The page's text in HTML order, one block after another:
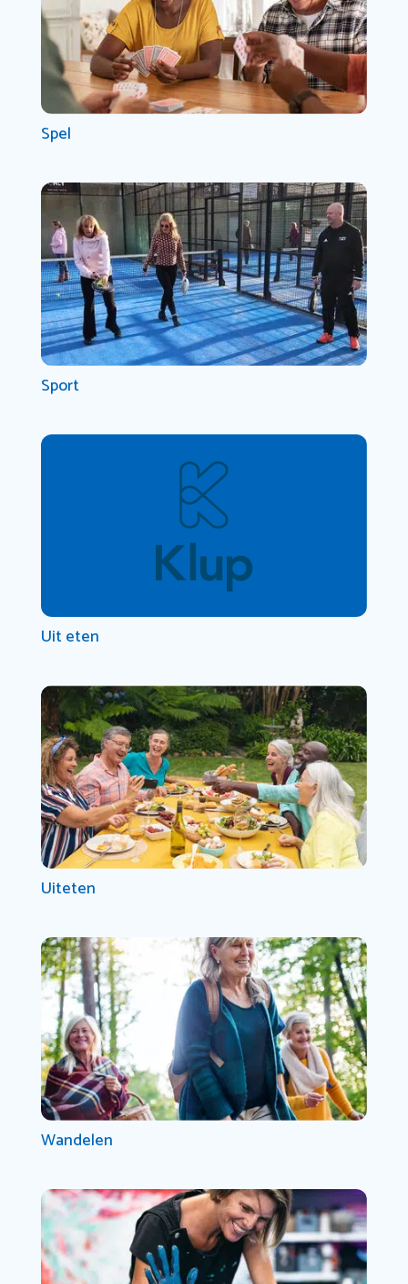
Spel
Sport
Uit eten
Uiteten
Wandelen